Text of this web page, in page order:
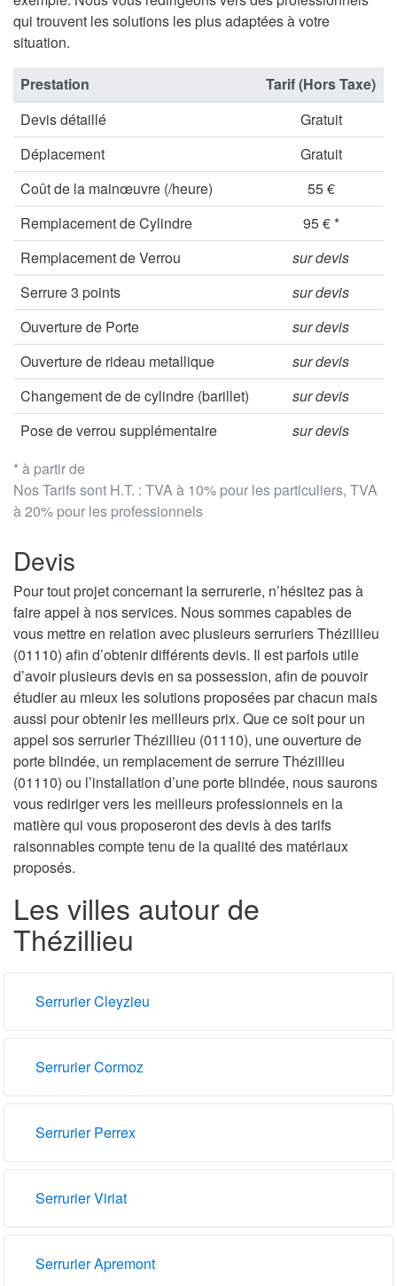
qui trouvent les solutions les plus adaptées à votre
situation.
* à partir de
Nos Tarifs sont H.T. : TVA à 10% pour les particuliers, TVA
à 20% pour les professionnels
Prestation
Tarif (Hors Taxe)
Devis détaillé
Gratuit
Déplacement
Gratuit
Coût de la mainœuvre (/heure)
55 €
Remplacement de Cylindre
95 € *
Remplacement de Verrou
sur devis
Serrure 3 points
sur devis
Ouverture de Porte
sur devis
Ouverture de rideau metallique
sur devis
Changement de de cylindre (barillet)
sur devis
Pose de verrou supplémentaire
sur devis
Devis
Pour tout projet concernant la serrurerie, n’hésitez pas à
faire appel à nos services. Nous sommes capables de
vous mettre en relation avec plusieurs serruriers Thézillieu
(01110) afin d’obtenir différents devis. Il est parfois utile
d’avoir plusieurs devis en sa possession, afin de pouvoir
étudier au mieux les solutions proposées par chacun mais
aussi pour obtenir les meilleurs prix. Que ce soit pour un
appel sos serrurier Thézillieu (01110), une ouverture de
porte blindée, un remplacement de serrure Thézillieu
(01110) ou l’installation d’une porte blindée, nous saurons
vous rediriger vers les meilleurs professionnels en la
matière qui vous proposeront des devis à des tarifs
raisonnables compte tenu de la qualité des matériaux
proposés.
Les villes autour de
Thézillieu
Serrurier Cleyzieu
Serrurier Cormoz
Serrurier Perrex
Serrurier Viriat
Serrurier Apremont